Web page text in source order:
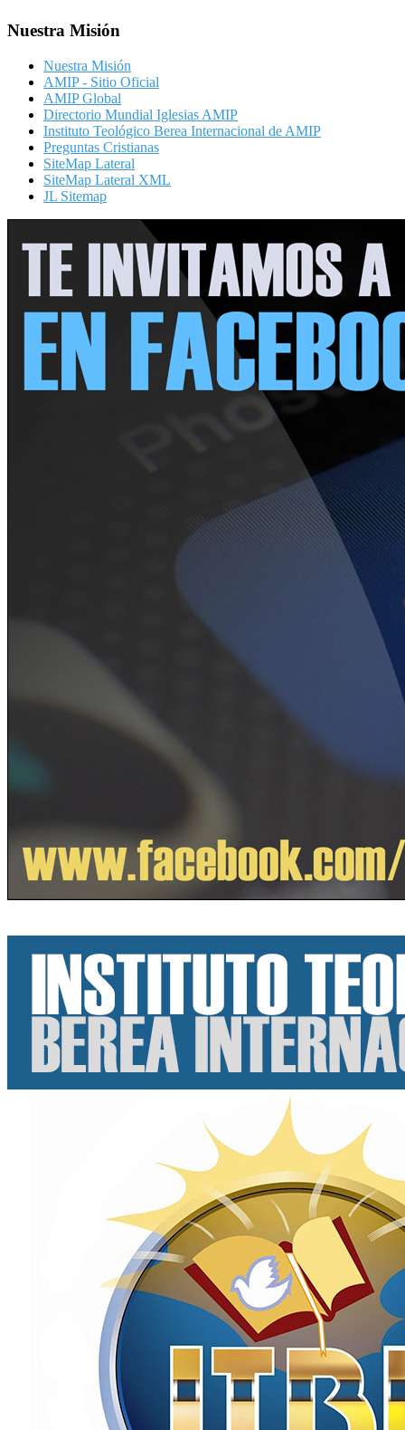
Nuestra Misión
Nuestra Misión
AMIP - Sitio Oficial
AMIP Global
Directorio Mundial Iglesias AMIP
Instituto Teológico Berea Internacional de AMIP
Preguntas Cristianas
SiteMap Lateral
SiteMap Lateral XML
JL Sitemap